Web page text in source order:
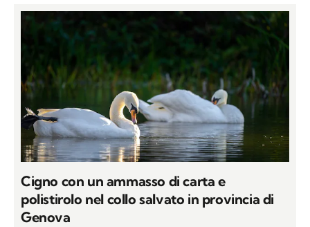
Cigno con un ammasso di carta e
polistirolo nel collo salvato in provincia di
Genova